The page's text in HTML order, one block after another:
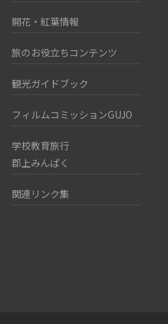
開花・紅葉情報
旅のお役立ちコンテンツ
観光ガイドブック
フィルムコミッションGUJO
学校教育旅行
郡上みんぱく
関連リンク集